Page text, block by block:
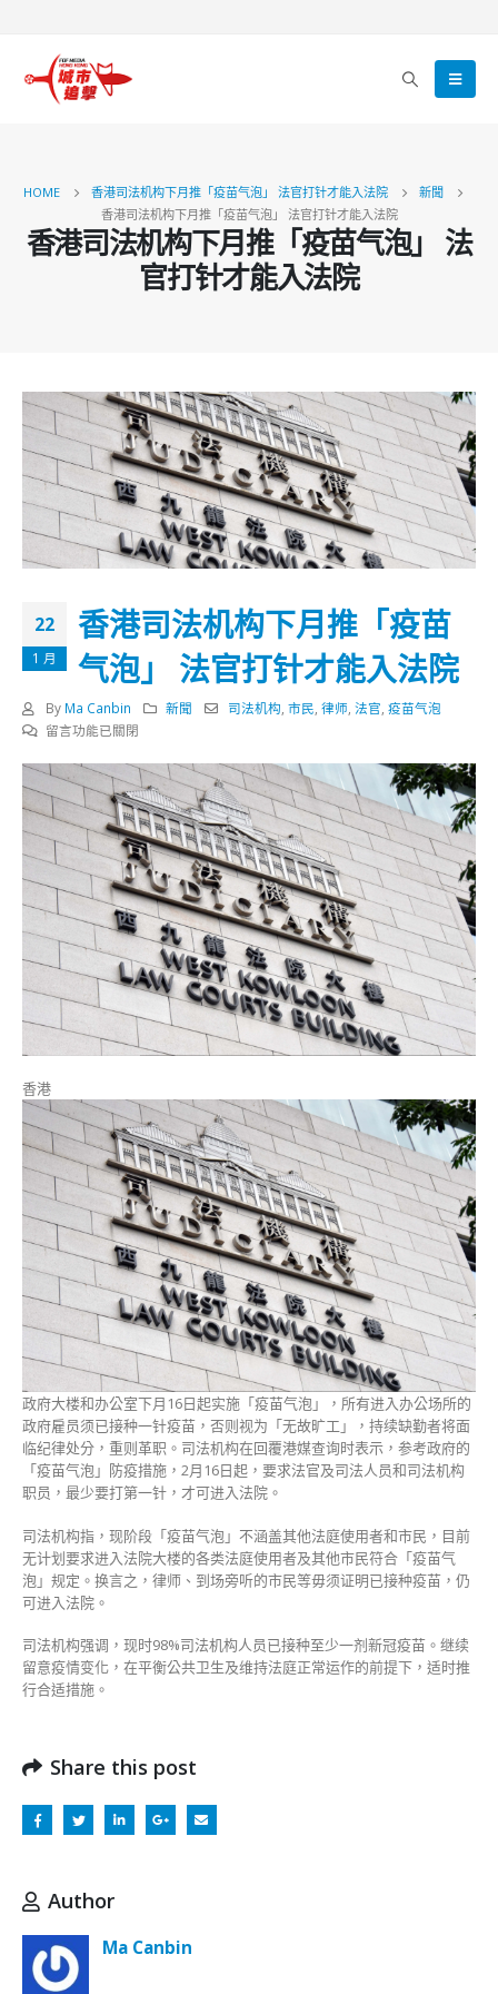
HOME 香港司法机构下月推「疫苗气泡」 法官打针才能入法院
新聞
香港司法机构下月推「疫苗气泡」 法官打针才能入法院
香港司法机构下月推「疫苗气泡」 法
官打针才能入法院
22
1 月
香港司法机构下月推「疫苗
气泡」 法官打针才能入法院
By Ma Canbin 新聞 司法机构,市民,律师,法官,疫苗气泡
在
港
司
法
机
构
下
月
「疫
苗
气
打
针
才
能
入
法
院〉
中
留言功能已關閉
香港
政府大楼和办公室下月16日起实施「疫苗气泡」，所有进入办公场所的
政府雇员须已接种一针疫苗，否则视为「无故旷工」，持续缺勤者将面
临纪律处分，重则革职。司法机构在回覆港媒查询时表示，参考政府的
「疫苗气泡」防疫措施，2月16日起，要求法官及司法人员和司法机构
职员，最少要打第一针，才可进入法院。
司法机构指，现阶段「疫苗气泡」不涵盖其他法庭使用者和市民，目前
无计划要求进入法院大楼的各类法庭使用者及其他市民符合「疫苗气
泡」规定。换言之，律师、到场旁听的市民等毋须证明已接种疫苗，仍
可进入法院。
司法机构强调，现时98%司法机构人员已接种至少一剂新冠疫苗。继续
留意疫情变化，在平衡公共卫生及维持法庭正常运作的前提下，适时推
行合适措施。
Share this post
Author
Ma Canbin